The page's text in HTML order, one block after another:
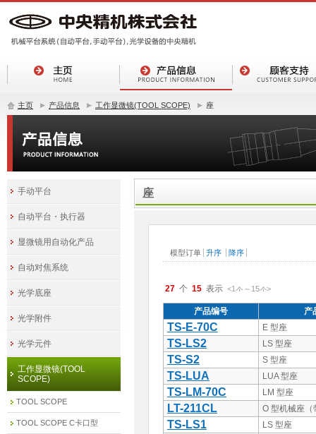
主页 产品信息 工作显微镜(TOOL SCOPE) 座
座
27 15 <1件 ～ 15件>
产品编号 产
TS-E-70C E 型座
TS-LS2 LS 型座
TS-S2 S 型座
TS-LUA LUA 型座
TS-LM-70C LM 型座
LT-211CL O 型机械座（
TS-LS1 LS 型座
手动平台
自动平台・执行器
显微镜用自动化产品
自动对焦系统
光学底座
光学附件
光学元件
工作显微镜(TOOL
SCOPE)
TOOL SCOPE
TOOL SCOPE C卡口型